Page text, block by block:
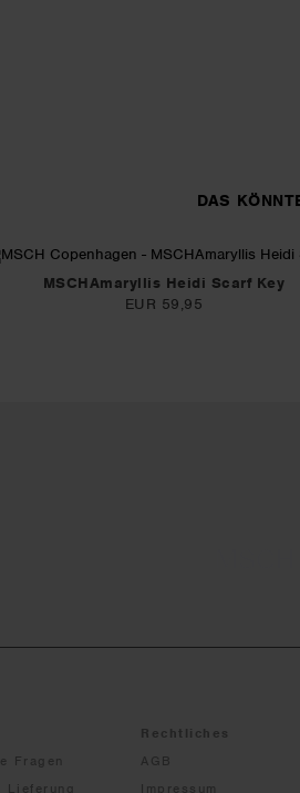
DAS
MSCHAmaryllis Heidi Scarf Key
EUR 59,95
Fragen
Lieferung
Rechtliches
AGB
Impressum